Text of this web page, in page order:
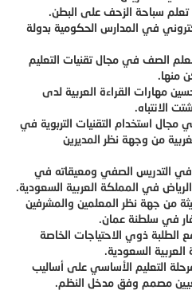
تعلم سباحة الزحف على البطن.
في المدارس الحكومية بدولة
الصف في مجال تقنيات التعليم
منها.
مهارات القراءة العربية لدى
الانتباه.
استخدام التقنيات التربوية في
من وجهة نظر المديرين
التدريس الصفي ومعيقاته في
في المملكة العربية السعودية.
من جهة نظر المعلمين والمشرفين
في سلطنة عمان.
الطلبة ذوي الاحتياجات الخاصة
السعودية.
التعليم الأساسي على أساليب
مصمم وفق مدخل النظم.